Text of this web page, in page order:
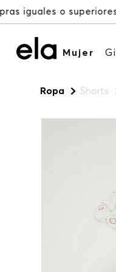
Mujer
Ropa Shorts